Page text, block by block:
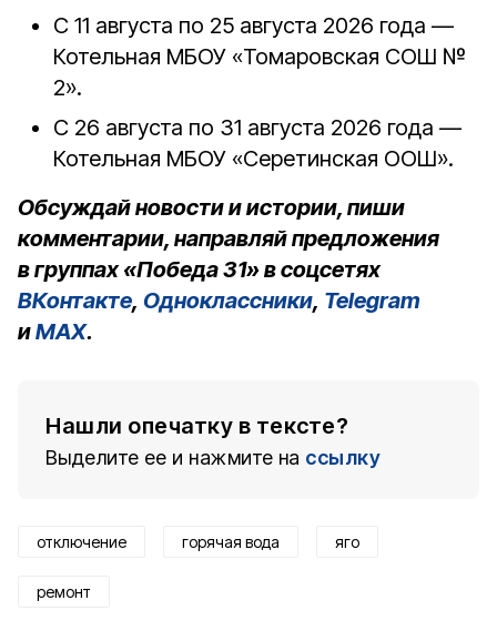
С 11 августа по 25 августа 2026 года —
Котельная МБОУ «Томаровская СОШ №
2».
С 26 августа по 31 августа 2026 года —
Котельная МБОУ «Серетинская ООШ».
Обсуждай новости и истории, пиши
комментарии, направляй предложения
в группах «Победа 31» в соцсетях
ВКонтакте, Одноклассники, Telegram
иMAX.
Нашли опечатку в тексте?
Выделите ее и нажмите на ссылку
отключение горячая вода яго
ремонт